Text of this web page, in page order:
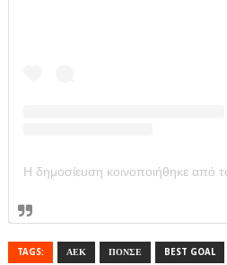
TAGS: ΑΕΚ ΠΟΝΣΕ BEST GOAL